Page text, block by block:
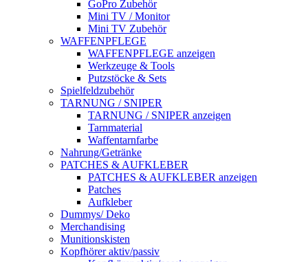
GoPro Zubehör
Mini TV / Monitor
Mini TV Zubehör
WAFFENPFLEGE
WAFFENPFLEGE anzeigen
Werkzeuge & Tools
Putzstöcke & Sets
Spielfeldzubehör
TARNUNG / SNIPER
TARNUNG / SNIPER anzeigen
Tarnmaterial
Waffentarnfarbe
Nahrung/Getränke
PATCHES & AUFKLEBER
PATCHES & AUFKLEBER anzeigen
Patches
Aufkleber
Dummys/ Deko
Merchandising
Munitionskisten
Kopfhörer aktiv/passiv